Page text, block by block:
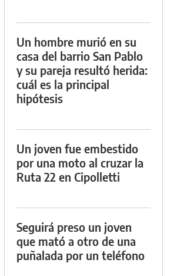
Un hombre murió en su
casa del barrio San Pablo
y su pareja resultó herida:
cuál es la principal
hipótesis
Un joven fue embestido
por una moto al cruzar la
Ruta 22 en Cipolletti
Seguirá preso un joven
que mató a otro de una
puñalada por un teléfono